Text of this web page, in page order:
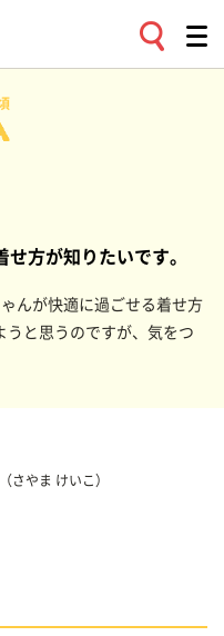
方が知りたいです。
んが快適に過ごせる着せ方
うと思うのですが、気をつ
（さやま けいこ）